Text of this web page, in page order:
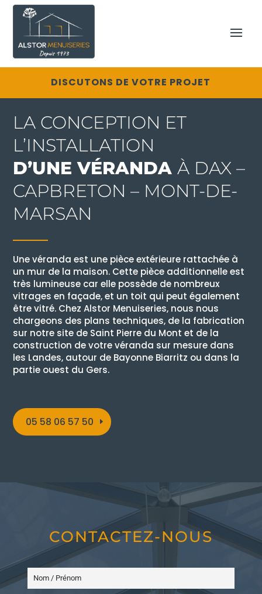
DISCUTONS DE VOTRE PROJET
LA CONCEPTION ET
L’INSTALLATION
D’UNE VÉRANDAÀ DAX –
CAPBRETON – MONT-DE-
MARSAN
Une véranda est une pièce extérieure rattachée à
un mur de la maison. Cette pièce additionnelle est
très lumineuse car elle possède de nombreux
vitrages en façade, et un toit qui peut également
être vitré. Chez Alstor Menuiseries, nous nous
chargeons des plans techniques, de la fabrication
sur notre site de Saint Pierre du Mont et de la
construction de votre véranda sur mesure dans
les Landes, autour de Bayonne Biarritz ou dans la
partie ouest du Gers.
05 58 06 57 50
CONTACTEZ-NOUS